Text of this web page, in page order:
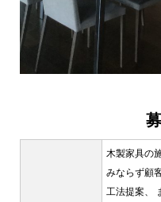
木製家具の
みならず顧
工法提案、